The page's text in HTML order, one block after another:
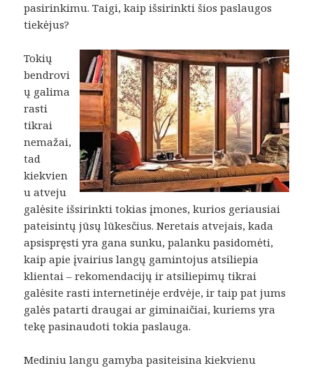
pasirinkimu. Taigi, kaip išsirinkti šios paslaugos
tiekėjus?
Tokių
bendrovi
ų galima
rasti
tikrai
nemažai,
tad
kiekvien
u atveju
galėsite išsirinkti tokias įmones, kurios geriausiai
pateisintų jūsų lūkesčius. Neretais atvejais, kada
apsispręsti yra gana sunku, palanku pasidomėti,
kaip apie įvairius langų gamintojus atsiliepia
klientai – rekomendacijų ir atsiliepimų tikrai
galėsite rasti internetinėje erdvėje, ir taip pat jums
galės patarti draugai ar giminaičiai, kuriems yra
tekę pasinaudoti tokia paslauga.
Mediniu langu gamyba pasiteisina kiekvienu